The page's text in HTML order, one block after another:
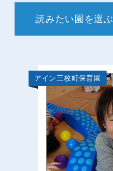
読みたい園を選ぶ
アイン三枚町保育園